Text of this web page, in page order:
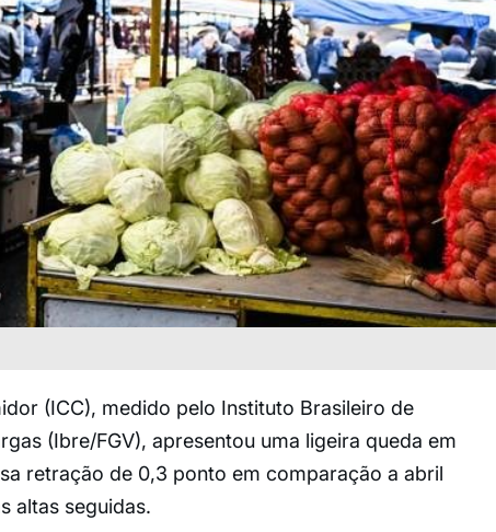
(ICC), medido pelo Instituto Brasileiro de
(Ibre/FGV), apresentou uma ligeira queda em
retração de 0,3 ponto em comparação a abril
altas seguidas.